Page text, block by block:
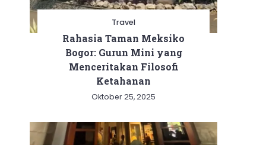
Travel
Rahasia Taman Meksiko
Bogor: Gurun Mini yang
Menceritakan Filosofi
Ketahanan
Oktober 25, 2025